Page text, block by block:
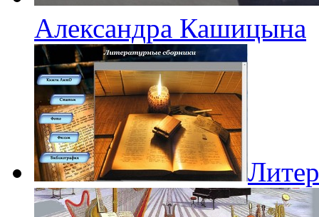
Александра Кашицына